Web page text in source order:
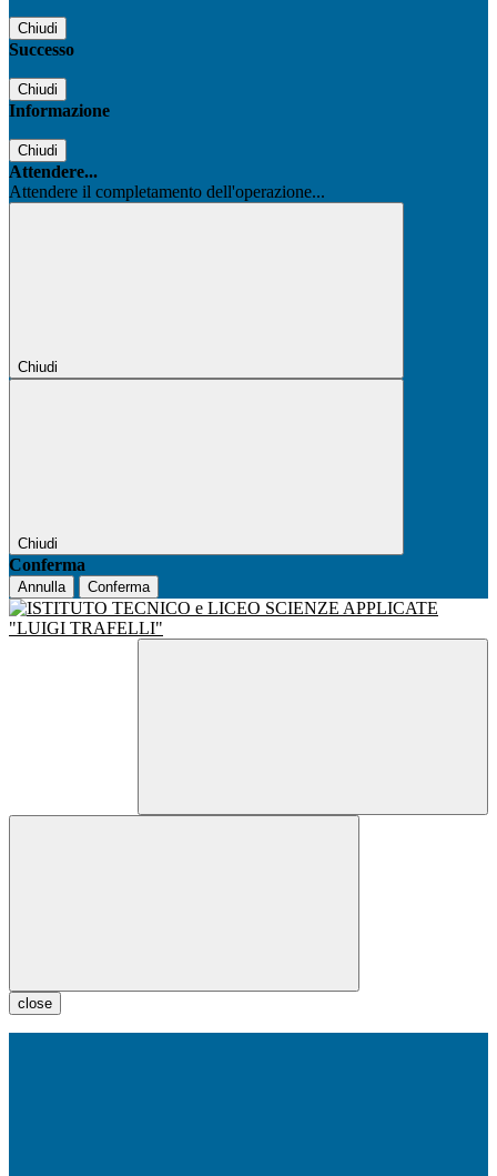
Chiudi
Successo
Chiudi
Informazione
Chiudi
Attendere...
Attendere il completamento dell'operazione...
Chiudi
Chiudi
Conferma
Annulla Conferma
close